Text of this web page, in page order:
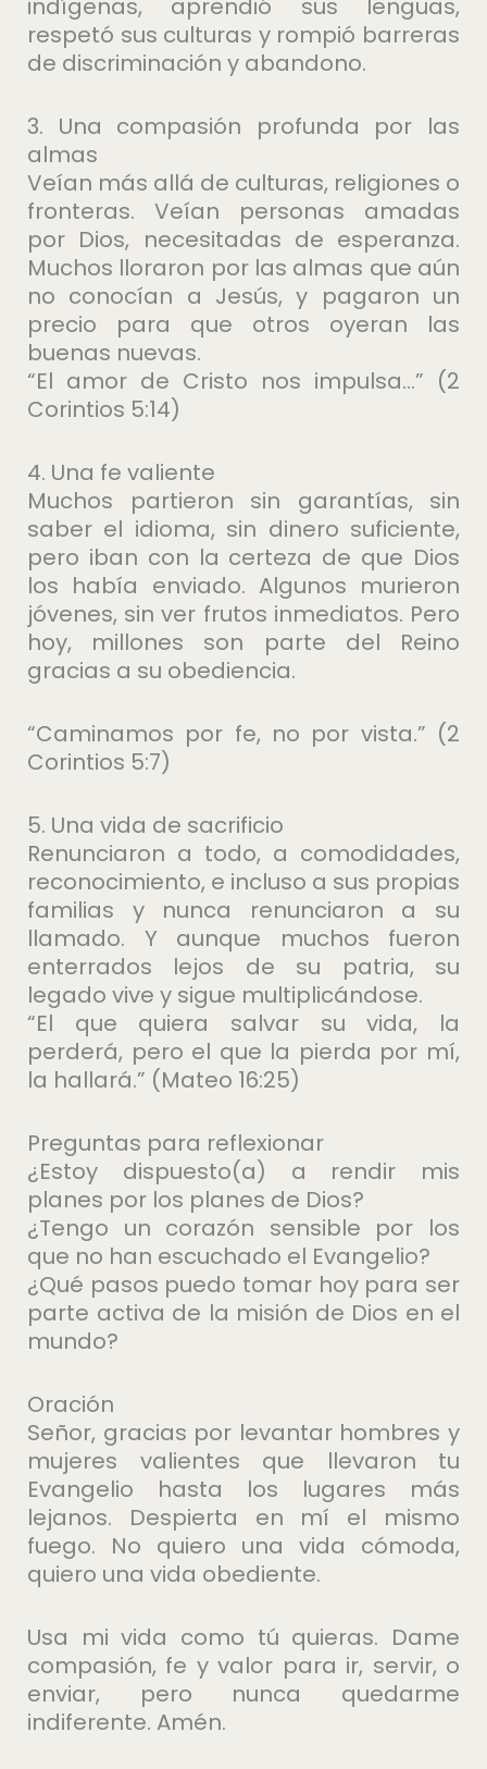
indígenas, aprendió sus lenguas,
respetó sus culturas y rompió barreras
de discriminación y abandono.
3. Una compasión profunda por las
almas
Veían más allá de culturas, religiones o
fronteras. Veían personas amadas
por Dios, necesitadas de esperanza.
Muchos lloraron por las almas que aún
no conocían a Jesús, y pagaron un
precio para que otros oyeran las
buenas nuevas.
“El amor de Cristo nos impulsa…” (2
Corintios 5:14)
4. Una fe valiente
Muchos partieron sin garantías, sin
saber el idioma, sin dinero suficiente,
pero iban con la certeza de que Dios
los había enviado. Algunos murieron
jóvenes, sin ver frutos inmediatos. Pero
hoy, millones son parte del Reino
gracias a su obediencia.
“Caminamos por fe, no por vista.” (2
Corintios 5:7)
5. Una vida de sacrificio
Renunciaron a todo, a comodidades,
reconocimiento, e incluso a sus propias
familias y nunca renunciaron a su
llamado. Y aunque muchos fueron
enterrados lejos de su patria, su
legado vive y sigue multiplicándose.
“El que quiera salvar su vida, la
perderá, pero el que la pierda por mí,
la hallará.” (Mateo 16:25)
Preguntas para reflexionar
¿Estoy dispuesto(a) a rendir mis
planes por los planes de Dios?
¿Tengo un corazón sensible por los
que no han escuchado el Evangelio?
¿Qué pasos puedo tomar hoy para ser
parte activa de la misión de Dios en el
mundo?
Oración
Señor, gracias por levantar hombres y
mujeres valientes que llevaron tu
Evangelio hasta los lugares más
lejanos. Despierta en mí el mismo
fuego. No quiero una vida cómoda,
quiero una vida obediente.
Usa mi vida como tú quieras. Dame
compasión, fe y valor para ir, servir, o
enviar, pero nunca quedarme
indiferente. Amén.